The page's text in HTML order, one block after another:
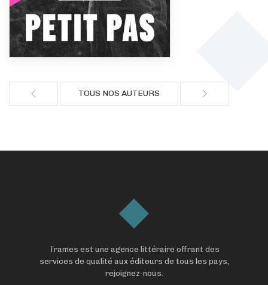
TOUS NOS AUTEURS
Trames est une agence littéraire offrant des
services de qualité aux éditeurs de tous les pays,
rejoignez-nous.